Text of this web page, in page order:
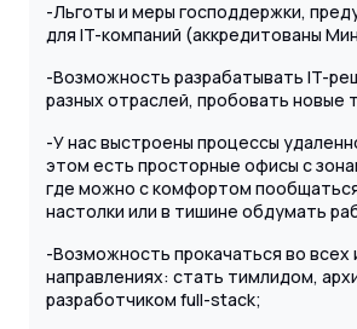
-Льготы и меры господдержки,
для IT-компаний (аккредитованы
-Возможность разрабатывать IT-
разных отраслей, пробовать новые
-У нас выстроены процессы
этом есть просторные офисы с
где можно с комфортом
настолки или в тишине обдумать
-Возможность прокачаться во
направлениях: стать тимлидом,
разработчиком full-stack;